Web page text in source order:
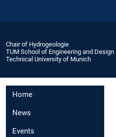
Chair of Hydrogeologie
TUM School of Engineering and Design
Technical University of Munich
Home
News
Events